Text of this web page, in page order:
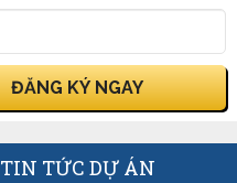
TIN TỨC DỰ ÁN